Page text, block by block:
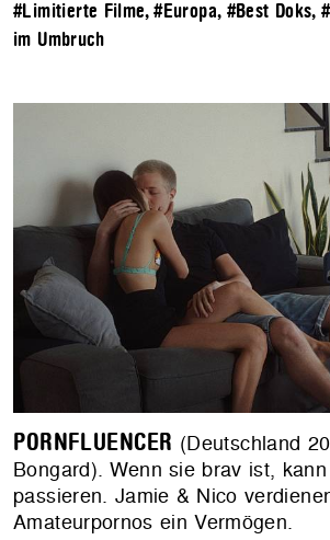
#Limitierte Filme,#Europa, #Best Doks,
im Umbruch
PORNFLUENCER (Deutschland
Bongard). Wenn sie brav ist,
passieren. Jamie & Nico
Amateurpornos ein Vermögen.